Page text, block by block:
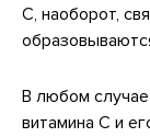
C, наоборот,
В любом
витамина C и